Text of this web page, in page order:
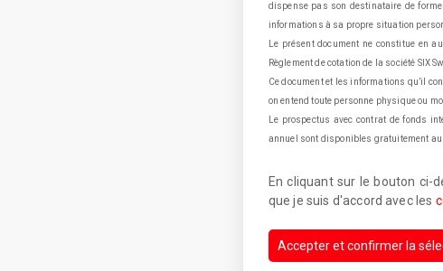
dispense pas son destinataire de
informations à sa propre situation
Le présent document ne constitue en
Règlement de cotation de la société SIX
Ce document et les informations qu’il
on entend toute personne physique ou
Le prospectus avec contrat de fonds
annuel sont disponibles gratuitement
En cliquant sur le bouton ci-
que je suis d'accord avec les
Accepter et confirmer la